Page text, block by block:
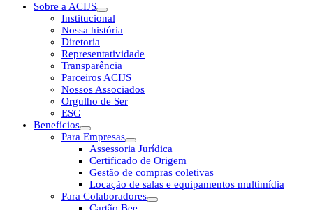
Sobre a ACIJS
Institucional
Nossa história
Diretoria
Representatividade
Transparência
Parceiros ACIJS
Nossos Associados
Orgulho de Ser
ESG
Benefícios
Para Empresas
Assessoria Jurídica
Certificado de Origem
Gestão de compras coletivas
Locação de salas e equipamentos multimídia
Para Colaboradores